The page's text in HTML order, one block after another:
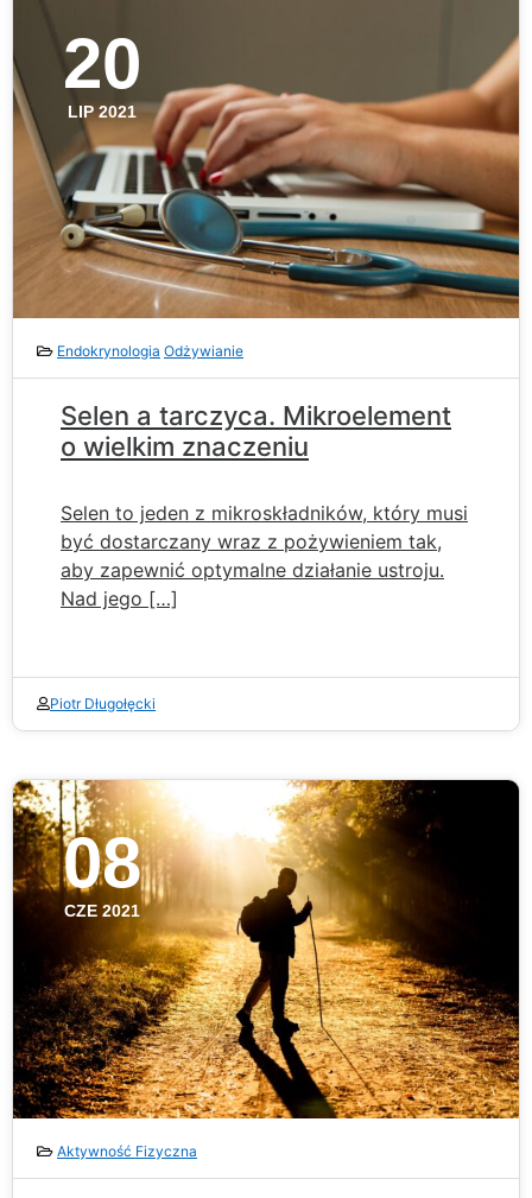
20
LIP 2021
Endokrynologia Odżywianie
Selen a tarczyca. Mikroelement
o wielkim znaczeniu
Selen to jeden z mikroskładników, który musi
być dostarczany wraz z pożywieniem tak,
aby zapewnić optymalne działanie ustroju.
Nad jego […]
Piotr Długołęcki
08
CZE 2021
Aktywność Fizyczna